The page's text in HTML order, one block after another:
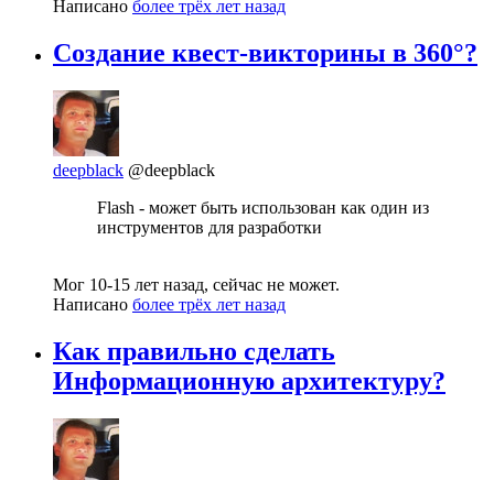
Написано более трёх лет назад
Создание квест-викторины в 360°?
deepblack @deepblack
Flash - может быть использован как один из
инструментов для разработки
Мог 10-15 лет назад, сейчас не может.
Написано более трёх лет назад
Как правильно сделать
Информационную архитектуру?